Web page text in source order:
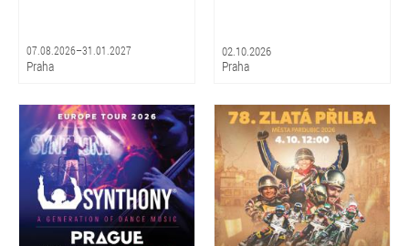
07.08.2026–31.01.2027
Praha
02.10.2026
Praha